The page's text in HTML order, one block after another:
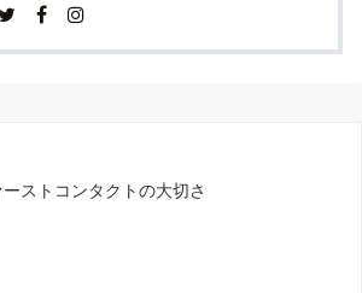
ーストコンタクトの大切さ